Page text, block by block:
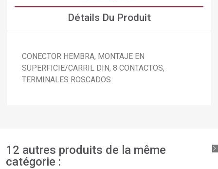
Créer une liste d'envies
Annuler Créer une liste d'envies
Connexion
Détails Du Produit
CONECTOR HEMBRA, MONTAJE EN
SUPERFICIE/CARRIL DIN, 8 CONTACTOS,
TERMINALES ROSCADOS
12 autres produits de la même
catégorie :